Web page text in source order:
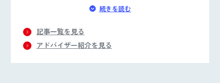
しくありません！私自身の失敗談も交えて大切なこ
ら一緒に解決していきましょう。
続きを読む
記事一覧を見る
アドバイザー紹介を見る